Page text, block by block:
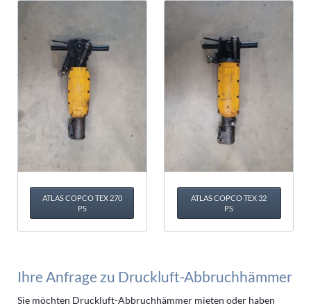
ATLAS COPCO TEX 270
PS
ATLAS COPCO TEX 32
PS
Ihre Anfrage zu Druckluft-Abbruchhämmer
Sie möchten Druckluft-Abbruchhämmer mieten oder haben